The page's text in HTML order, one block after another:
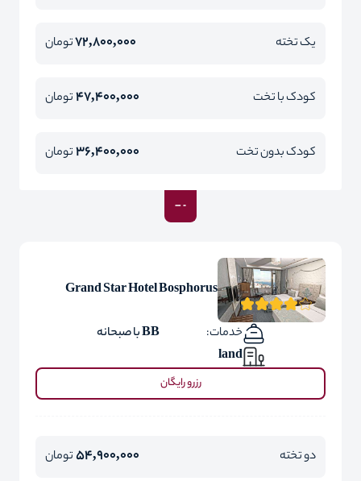
یک تخته 72,800,000تومان
کودک با تخت 47,400,000تومان
کودک بدون تخت 36,400,000تومان
Grand Star Hotel Bosphorus
خدمات:
BB با صبحانه
land
رزرو رایگان
دو تخته 54,900,000تومان